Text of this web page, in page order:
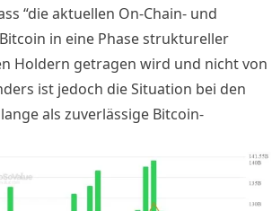
“die aktuellen On-Chain- und
in eine Phase struktureller
Holdern getragen wird und nicht von
ist jedoch die Situation bei den
als zuverlässige Bitcoin-